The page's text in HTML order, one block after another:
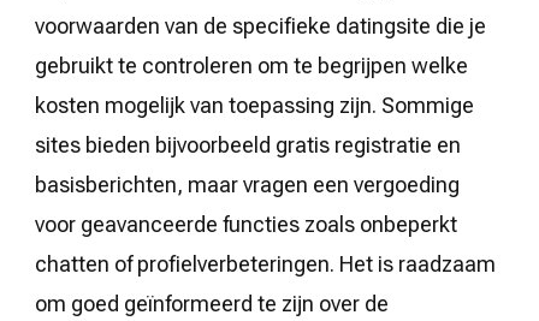
voorwaarden van de specifieke datingsite die je
gebruikt te controleren om te begrijpen welke
kosten mogelijk van toepassing zijn. Sommige
sites bieden bijvoorbeeld gratis registratie en
basisberichten, maar vragen een vergoeding
voor geavanceerde functies zoals onbeperkt
chatten of profielverbeteringen. Het is raadzaam
om goed geïnformeerd te zijn over de